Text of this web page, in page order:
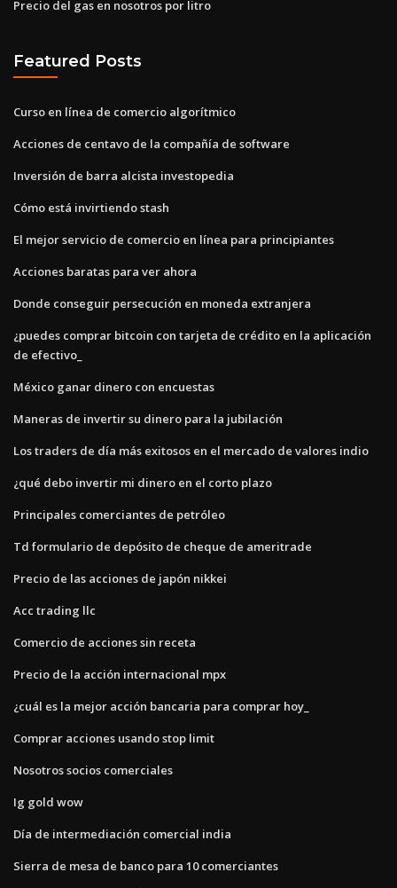
Precio del gas en nosotros por litro
Featured Posts
Curso en línea de comercio algorítmico
Acciones de centavo de la compañía de software
Inversión de barra alcista investopedia
Cómo está invirtiendo stash
El mejor servicio de comercio en línea para principiantes
Acciones baratas para ver ahora
Donde conseguir persecución en moneda extranjera
¿puedes comprar bitcoin con tarjeta de crédito en la aplicación
de efectivo_
México ganar dinero con encuestas
Maneras de invertir su dinero para la jubilación
Los traders de día más exitosos en el mercado de valores indio
¿qué debo invertir mi dinero en el corto plazo
Principales comerciantes de petróleo
Td formulario de depósito de cheque de ameritrade
Precio de las acciones de japón nikkei
Acc trading llc
Comercio de acciones sin receta
Precio de la acción internacional mpx
¿cuál es la mejor acción bancaria para comprar hoy_
Comprar acciones usando stop limit
Nosotros socios comerciales
Ig gold wow
Día de intermediación comercial india
Sierra de mesa de banco para 10 comerciantes